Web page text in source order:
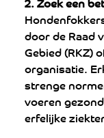
door de Raad
Gebied (RKZ)
organisatie.
strenge
voeren
erfelijke